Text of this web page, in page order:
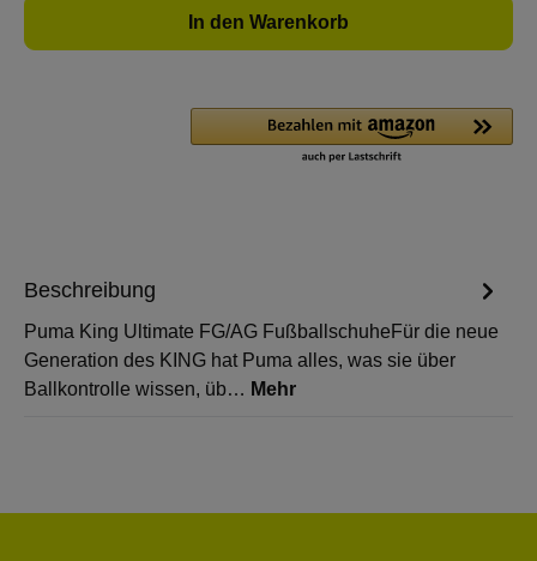
In den Warenkorb
Beschreibung
Puma King Ultimate FG/AG FußballschuheFür die neue
Generation des KING hat Puma alles, was sie über
Ballkontrolle wissen, üb… Mehr